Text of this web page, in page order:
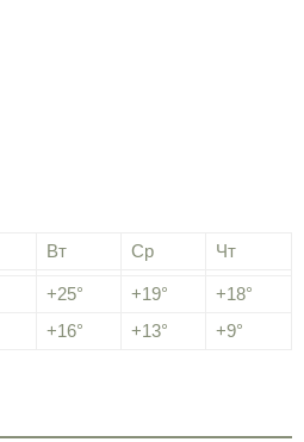
Вт Ср Чт
+25° +19° +18°
+16° +13° +9°